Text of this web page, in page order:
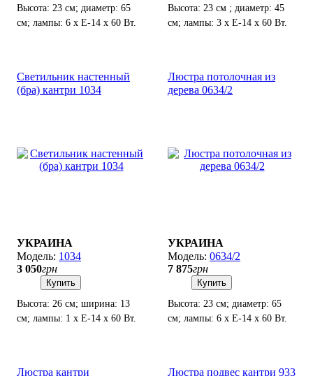
Высота: 23 см; диаметр: 65
см; лампы: 6 х Е-14 х 60 Вт.
Высота: 23 см ; диаметр: 45
см; лампы: 3 х Е-14 х 60 Вт.
Светильник настенный
(бра) кантри 1034
УКРАИНА
1034
3 050грн
Купить
Высота: 26 см; ширина: 13
см; лампы: 1 х Е-14 х 60 Вт.
Люстра потолочная из
дерева 0634/2
УКРАИНА
0634/2
7 875грн
Купить
Высота: 23 см; диаметр: 65
см; лампы: 6 х Е-14 х 60 Вт.
Люстра кантри
Люстра подвес кантри 933